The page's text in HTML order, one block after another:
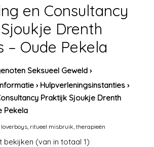
en Consultancy
Drenth
– Oude Pekela
Seksueel Geweld ›
› Hulpverleningsinstanties ›
Praktijk Sjoukje Drenth
Pekela
loverboys ritueel misbruik ,therapieën
bekijken (van in totaal 1)